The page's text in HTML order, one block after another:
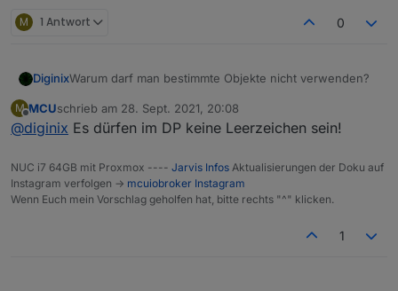
M 1 Antwort 0
DiginixWarum darf man bestimmte Objekte nicht verwenden?
M
Offline
MCUschrieb am 28. Sept. 2021, 20:08
zuletzt editiert von
@diginix Es dürfen im DP keine Leerzeichen sein!
NUC i7 64GB mit Proxmox ---- Jarvis Infos Aktualisierungen der Doku auf
Instagram verfolgen -> mcuiobroker Instagram
Wenn Euch mein Vorschlag geholfen hat, bitte rechts "^" klicken.
1